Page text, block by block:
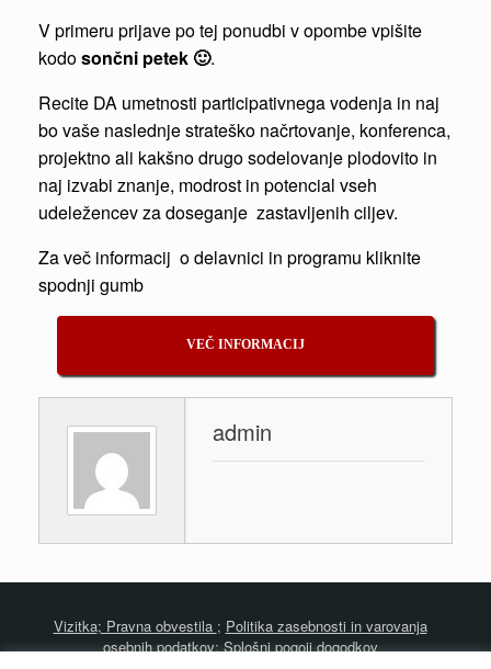
V primeru prijave po tej ponudbi v opombe vpišite
kodosončni petek 🙂.
Recite DA umetnosti participativnega vodenja in naj
bo vaše naslednje strateško načrtovanje, konferenca,
projektno ali kakšno drugo sodelovanje plodovito in
naj izvabi znanje, modrost in potencial vseh
udeležencev za doseganje zastavljenih ciljev.
Za več informacij o delavnici in programu kliknite
spodnji gumb
VEČ INFORMACIJ
admin
Vizitka; Pravna obvestila ; Politika zasebnosti in varovanja
osebnih podatkov; Splošni pogoji dogodkov